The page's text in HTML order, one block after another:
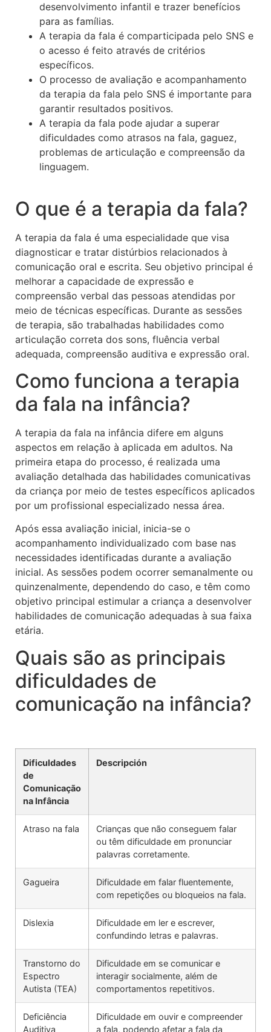
desenvolvimento infantil e trazer benefícios
para as famílias.
A terapia da fala é comparticipada pelo SNS e
o acesso é feito através de critérios
específicos.
O processo de avaliação e acompanhamento
da terapia da fala pelo SNS é importante para
garantir resultados positivos.
A terapia da fala pode ajudar a superar
dificuldades como atrasos na fala, gaguez,
problemas de articulação e compreensão da
linguagem.
O que é a terapia da fala?
A terapia da fala é uma especialidade que visa
diagnosticar e tratar distúrbios relacionados à
comunicação oral e escrita. Seu objetivo principal é
melhorar a capacidade de expressão e
compreensão verbal das pessoas atendidas por
meio de técnicas específicas. Durante as sessões
de terapia, são trabalhadas habilidades como
articulação correta dos sons, fluência verbal
adequada, compreensão auditiva e expressão oral.
Como funciona a terapia
da fala na infância?
A terapia da fala na infância difere em alguns
aspectos em relação à aplicada em adultos. Na
primeira etapa do processo, é realizada uma
avaliação detalhada das habilidades comunicativas
da criança por meio de testes específicos aplicados
por um profissional especializado nessa área.
Após essa avaliação inicial, inicia-se o
acompanhamento individualizado com base nas
necessidades identificadas durante a avaliação
inicial. As sessões podem ocorrer semanalmente ou
quinzenalmente, dependendo do caso, e têm como
objetivo principal estimular a criança a desenvolver
habilidades de comunicação adequadas à sua faixa
etária.
Quais são as principais
dificuldades de
comunicação na infância?
Dificuldades
de
Comunicação
na Infância
Descripción
Atraso na fala
Crianças que não conseguem falar
ou têm dificuldade em pronunciar
palavras corretamente.
Gagueira
Dificuldade em falar fluentemente,
com repetições ou bloqueios na fala.
Dislexia
Dificuldade em ler e escrever,
confundindo letras e palavras.
Transtorno do
Espectro
Autista (TEA)
Dificuldade em se comunicar e
interagir socialmente, além de
comportamentos repetitivos.
Deficiência
Auditiva
Dificuldade em ouvir e compreender
a fala, podendo afetar a fala da